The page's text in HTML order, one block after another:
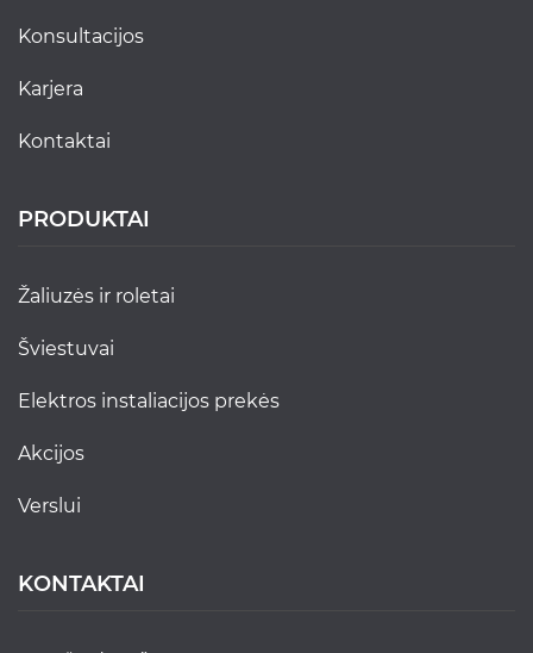
konsultacijos
karjera
kontaktai
PRODUKTAI
žaliuzės ir roletai
šviestuvai
elektros instaliacijos prekės
akcijos
verslui
KONTAKTAI